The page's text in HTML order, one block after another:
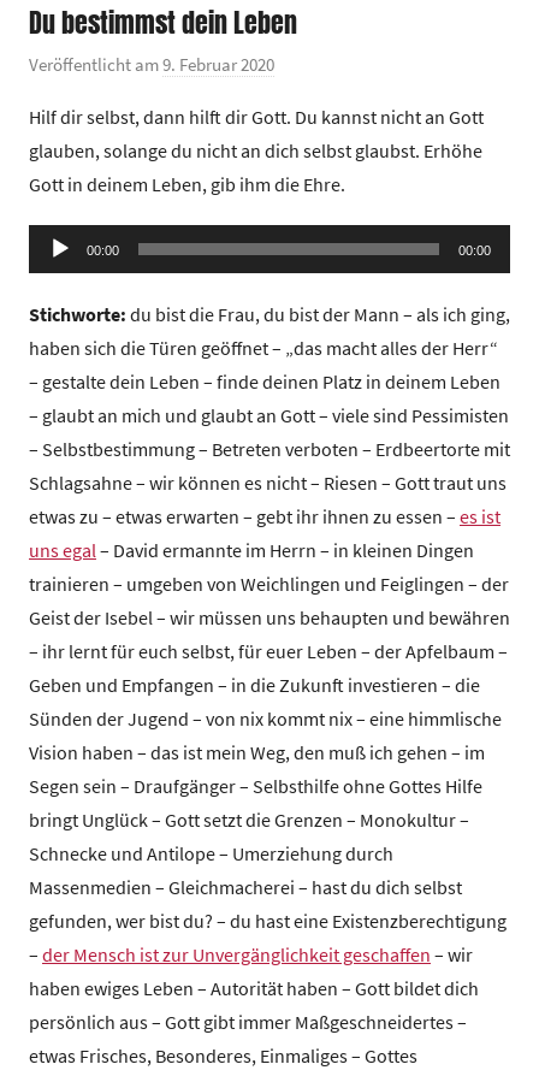
Du bestimmst dein Leben
Veröffentlicht am9. Februar 2020
n
G
e
m
e
n
d
e
z
n
u
m
Hilf dir selbst, dann hilft dir Gott. Du kannst nicht an Gott
glauben, solange du nicht an dich selbst glaubst. Erhöhe
Gott in deinem Leben, gib ihm die Ehre.
Audio-
Player
00:00 00:00
Stichworte: du bist die Frau, du bist der Mann – als ich ging,
haben sich die Türen geöffnet – „das macht alles der Herr“
– gestalte dein Leben – finde deinen Platz in deinem Leben
– glaubt an mich und glaubt an Gott – viele sind Pessimisten
– Selbstbestimmung – Betreten verboten – Erdbeertorte mit
Schlagsahne – wir können es nicht – Riesen – Gott traut uns
etwas zu – etwas erwarten – gebt ihr ihnen zu essen – es ist
uns egal– David ermannte im Herrn – in kleinen Dingen
trainieren – umgeben von Weichlingen und Feiglingen – der
Geist der Isebel – wir müssen uns behaupten und bewähren
– ihr lernt für euch selbst, für euer Leben – der Apfelbaum –
Geben und Empfangen – in die Zukunft investieren – die
Sünden der Jugend – von nix kommt nix – eine himmlische
Vision haben – das ist mein Weg, den muß ich gehen – im
Segen sein – Draufgänger – Selbsthilfe ohne Gottes Hilfe
bringt Unglück – Gott setzt die Grenzen – Monokultur –
Schnecke und Antilope – Umerziehung durch
Massenmedien – Gleichmacherei – hast du dich selbst
gefunden, wer bist du? – du hast eine Existenzberechtigung
– der Mensch ist zur Unvergänglichkeit geschaffen – wir
haben ewiges Leben – Autorität haben – Gott bildet dich
persönlich aus – Gott gibt immer Maßgeschneidertes –
etwas Frisches, Besonderes, Einmaliges – Gottes